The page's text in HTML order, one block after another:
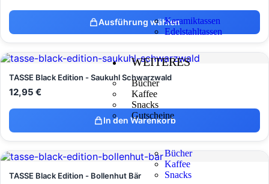
Keramiktassen
Edelstahltassen
WEITERES
Bücher
Kaffee
Snacks
Gutscheine
Bücher
Kaffee
Snacks
Ausführung wählen
TASSE Black Edition - Saukuhl Schwarzwald
12,95 €
In den Warenkorb
TASSE Black Edition - Bollenhut Bär